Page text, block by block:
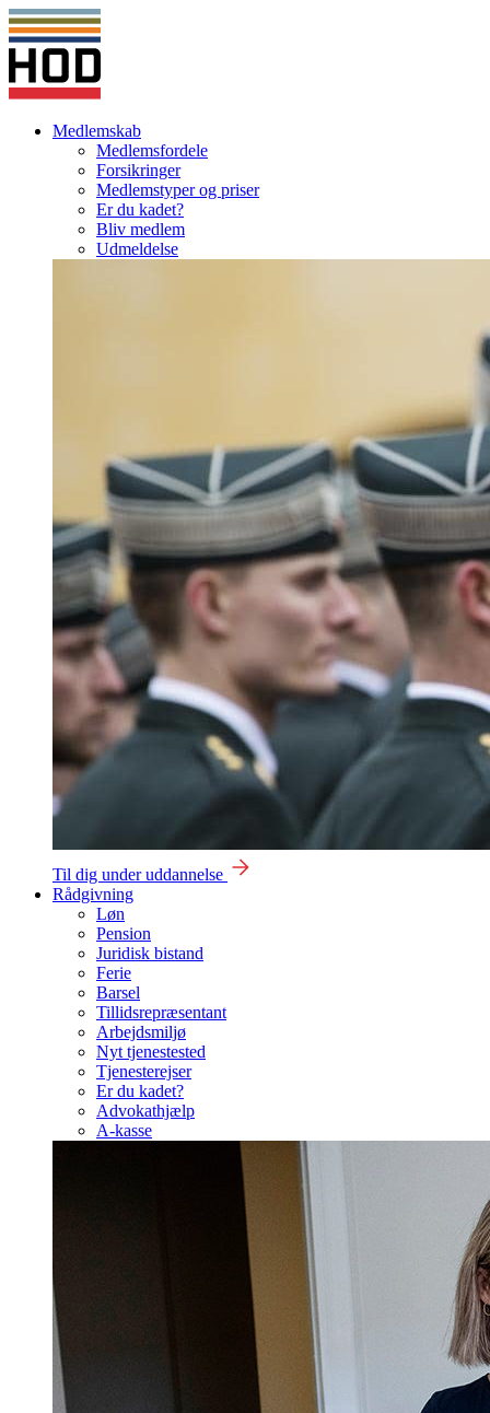
Medlemskab
Medlemsfordele
Forsikringer
Medlemstyper og priser
Er du kadet?
Bliv medlem
Udmeldelse
Til dig under uddannelse
Rådgivning
Løn
Pension
Juridisk bistand
Ferie
Barsel
Tillidsrepræsentant
Arbejdsmiljø
Nyt tjenestested
Tjenesterejser
Er du kadet?
Advokathjælp
A-kasse